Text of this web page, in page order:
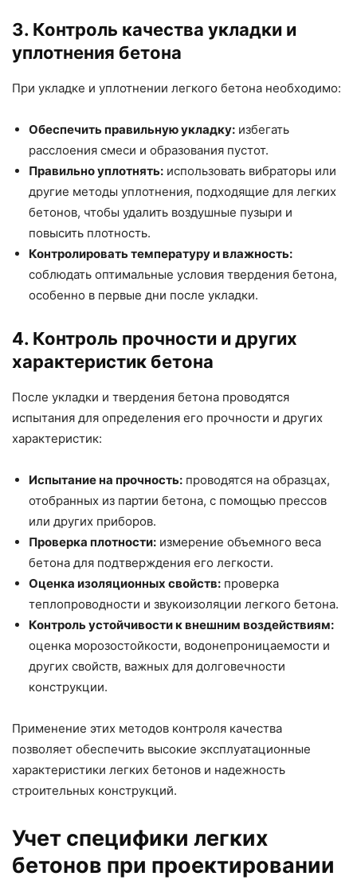
3. Контроль качества укладки и
уплотнения бетона
При укладке и уплотнении легкого бетона необходимо:
Обеспечить правильную укладку: избегать
расслоения смеси и образования пустот.
Правильно уплотнять: использовать вибраторы или
другие методы уплотнения, подходящие для легких
бетонов, чтобы удалить воздушные пузыри и
повысить плотность.
Контролировать температуру и влажность:
соблюдать оптимальные условия твердения бетона,
особенно в первые дни после укладки.
4. Контроль прочности и других
характеристик бетона
После укладки и твердения бетона проводятся
испытания для определения его прочности и других
характеристик:
Испытание на прочность: проводятся на образцах,
отобранных из партии бетона, с помощью прессов
или других приборов.
Проверка плотности: измерение объемного веса
бетона для подтверждения его легкости.
Оценка изоляционных свойств: проверка
теплопроводности и звукоизоляции легкого бетона.
Контроль устойчивости к внешним воздействиям:
оценка морозостойкости, водонепроницаемости и
других свойств, важных для долговечности
конструкции.
Применение этих методов контроля качества
позволяет обеспечить высокие эксплуатационные
характеристики легких бетонов и надежность
строительных конструкций.
Учет специфики легких
бетонов при проектировании